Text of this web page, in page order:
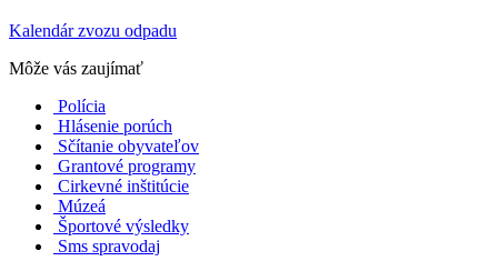
Kalendár zvozu odpadu
Môže vás zaujímať
Polícia
Hlásenie porúch
Sčítanie obyvateľov
Grantové programy
Cirkevné inštitúcie
Múzeá
Športové výsledky
Sms spravodaj